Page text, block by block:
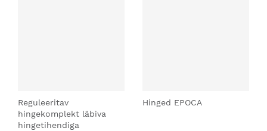
Reguleeritav
hingekomplekt läbiva
hingetihendiga
Hinged EPOCA